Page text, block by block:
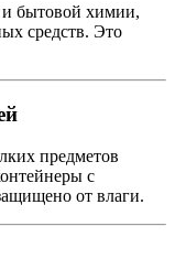
и бытовой химии,
средств. Это
предметов
с
от влаги.